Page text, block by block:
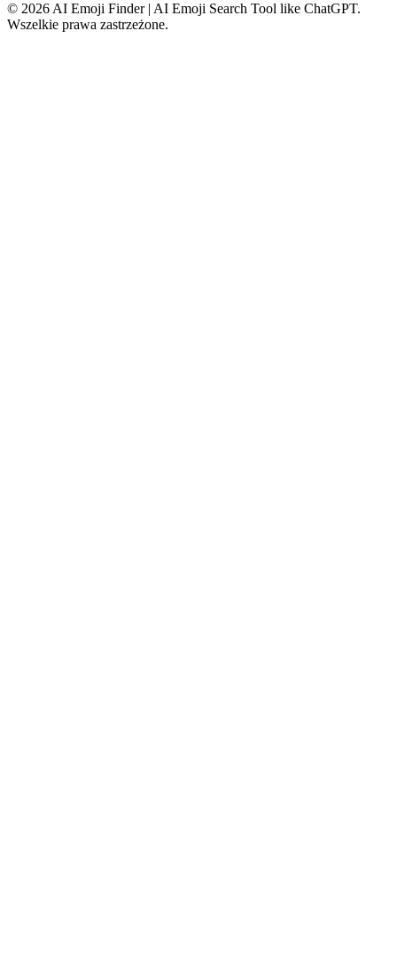
© 2026 AI Emoji Finder | AI Emoji Search Tool like ChatGPT.
Wszelkie prawa zastrzeżone.